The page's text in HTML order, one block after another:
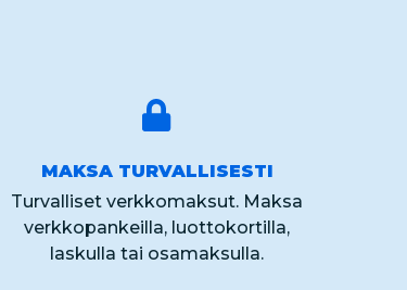
MAKSA TURVALLISESTI
Turvalliset verkkomaksut. Maksa
verkkopankeilla, luottokortilla,
laskulla tai osamaksulla.